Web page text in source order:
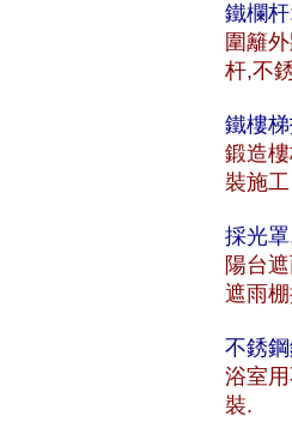
鐵欄
圍籬
杆,不
鐵樓
鍛造
裝施工
採光
陽台
遮雨
不銹
浴室
裝.